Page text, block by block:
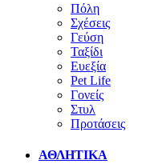
Πόλη
Σχέσεις
Γεύση
Ταξίδι
Ευεξία
Pet Life
Γονείς
Στυλ
Προτάσεις
ΑΘΛΗΤΙΚΑ